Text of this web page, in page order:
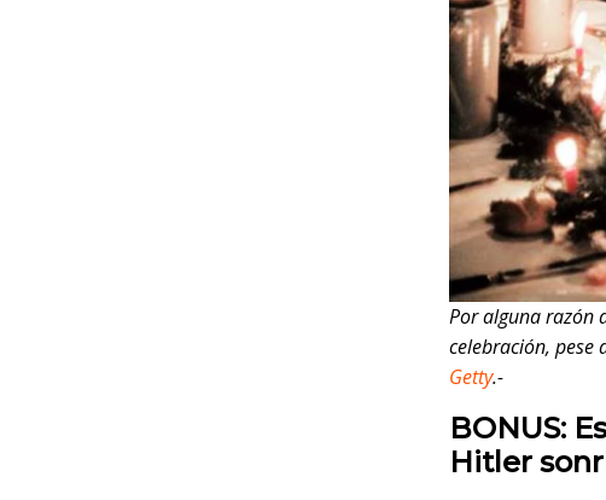
Por alguna razón
celebración, pese
Getty.-
BONUS:
Hitler